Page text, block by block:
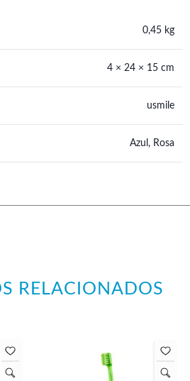
0,45 kg
4 × 24 × 15 cm
usmile
Azul, Rosa
RELACIONADOS